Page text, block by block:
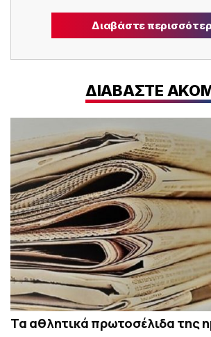
Διαβάστε
ΔΙΑΒΑΣΤΕ
Τα αθλητικά πρωτοσέλιδα της